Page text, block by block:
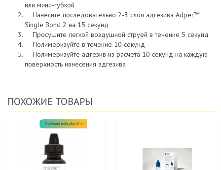
или мини-губкой
Нанесите последовательно 2-3 слоя адгезива Adper™
Single Bond 2 на 15 секунд
Просушите легкой воздушной струей в течение 5 секунд
Полимеризуйте в течение 10 секунд
Полимеризуйте адгезив из расчета 10 секунд на каждую
поверхность нанесения адгезива
ПОХОЖИЕ ТОВАРЫ